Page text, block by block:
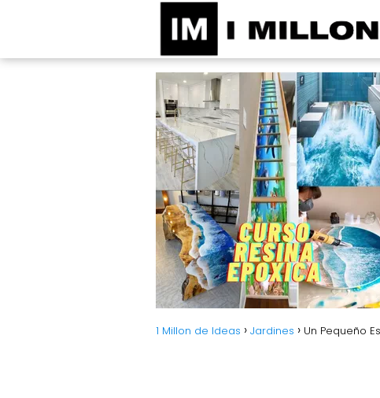
1 Millon de Ideas Jardines Un Pequeño